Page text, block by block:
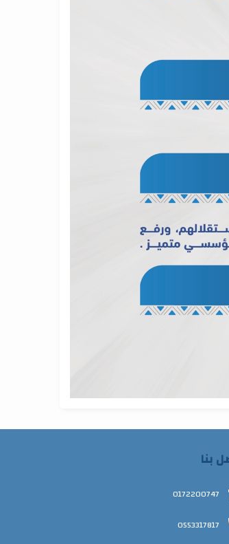
بنا
0172200747
0553317817